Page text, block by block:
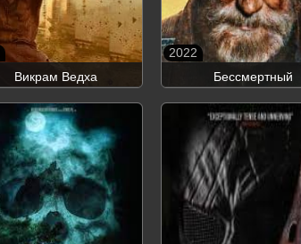
Викрам Ведха
Бессмертный
2022